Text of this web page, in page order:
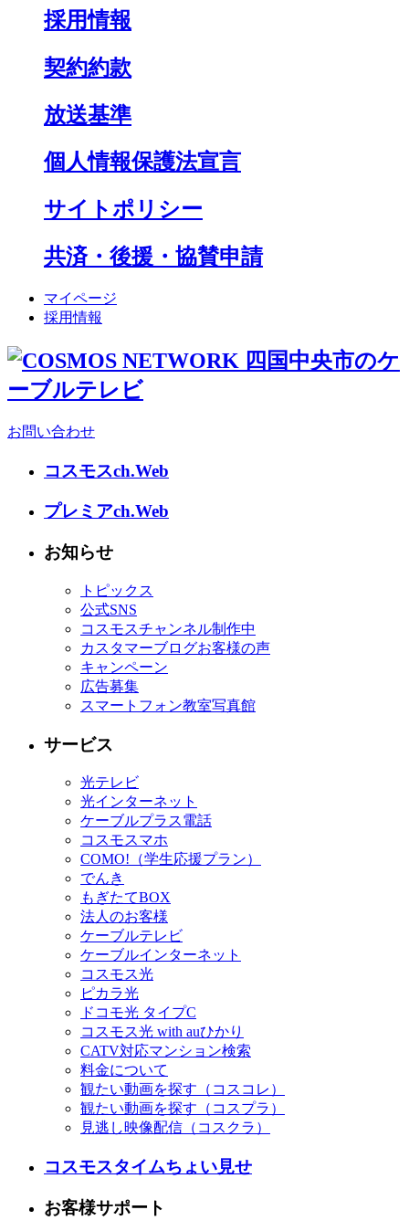
採用情報
契約約款
放送基準
個人情報保護法宣言
サイトポリシー
共済・後援・協賛申請
マイページ
採用情報
お問い合わせ
コスモスch.Web
プレミアch.Web
お知らせ
トピックス
公式SNS
コスモスチャンネル制作中
カスタマーブログお客様の声
キャンペーン
広告募集
スマートフォン教室写真館
サービス
光テレビ
光インターネット
ケーブルプラス電話
コスモスマホ
COMO!（学生応援プラン）
でんき
もぎたてBOX
法人のお客様
ケーブルテレビ
ケーブルインターネット
コスモス光
ピカラ光
ドコモ光 タイプC
コスモス光 with auひかり
CATV対応マンション検索
料金について
観たい動画を探す（コスコレ）
観たい動画を探す（コスプラ）
見逃し映像配信（コスクラ）
コスモスタイムちょい見せ
お客様サポート